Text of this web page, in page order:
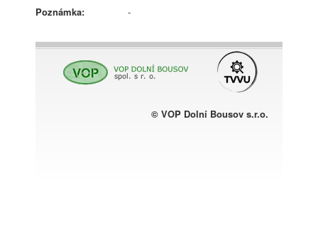
Poznámka:
-
© VOP Dolní Bousov s.r.o.